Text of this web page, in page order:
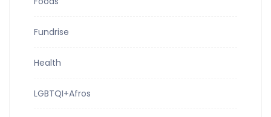
Fundrise
Health
LGBTQI+Afros